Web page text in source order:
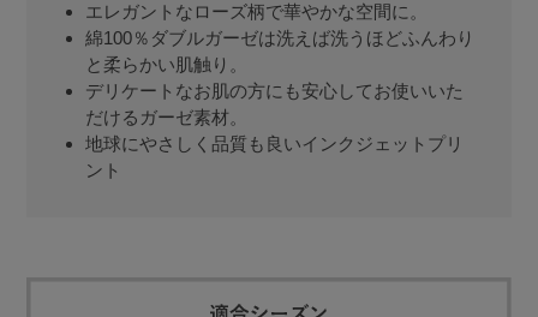
エレガントなローズ柄で華やかな空間に。
綿100％ダブルガーゼは洗えば洗うほどふんわり
と柔らかい肌触り。
デリケートなお肌の方にも安心してお使いいた
だけるガーゼ素材。
地球にやさしく品質も良いインクジェットプリ
ント